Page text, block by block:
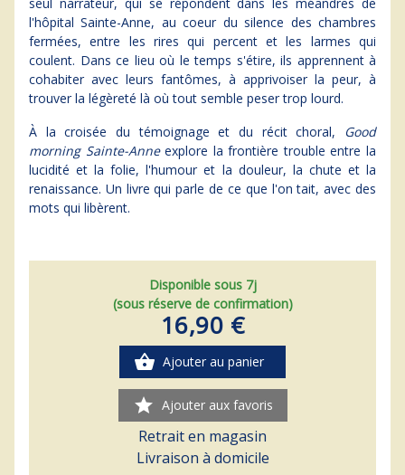
l'hôpital Sainte-Anne, au coeur du silence des chambres
fermées, entre les rires qui percent et les larmes qui
coulent. Dans ce lieu où le temps s'étire, ils apprennent à
cohabiter avec leurs fantômes, à apprivoiser la peur, à
trouver la légèreté là où tout semble peser trop lourd.
À la croisée du témoignage et du récit choral,
Good
morning Sainte-Anneexplore la frontière trouble entre la
lucidité et la folie, l'humour et la douleur, la chute et la
renaissance. Un livre qui parle de ce que l'on tait, avec des
mots qui libèrent.
Disponible sous 7j
(sous réserve de confirmation)
16,90 €
shopping_basket Ajouter au panier
star Ajouter aux favoris
Retrait en magasin
Livraison à domicile